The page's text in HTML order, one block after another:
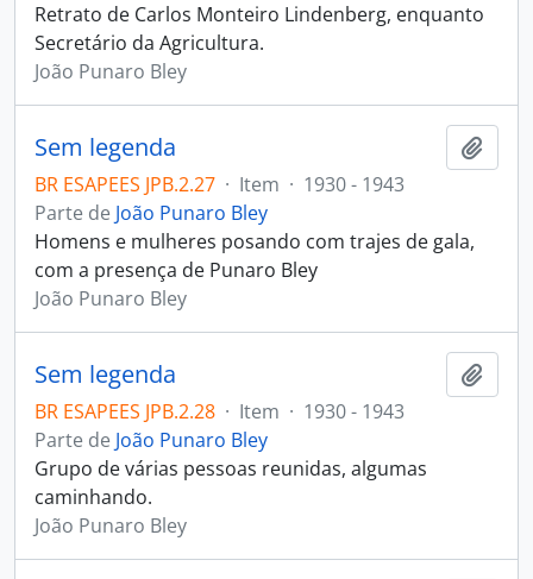
Retrato de Carlos Monteiro Lindenberg, enquanto
Secretário da Agricultura.
João Punaro Bley
Sem legenda
BR ESAPEES JPB.2.27 · Item · 1930 - 1943
Parte de João Punaro Bley
Homens e mulheres posando com trajes de gala,
com a presença de Punaro Bley
João Punaro Bley
Sem legenda
BR ESAPEES JPB.2.28 · Item · 1930 - 1943
Parte de João Punaro Bley
Grupo de várias pessoas reunidas, algumas
caminhando.
João Punaro Bley